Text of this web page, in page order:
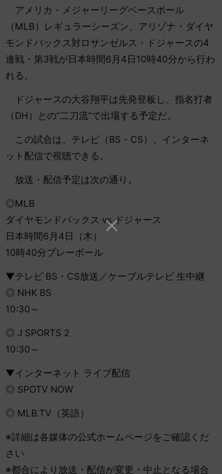
アメリカ・メジャーリーグベースボール
（MLB）レギュラーシーズン、アリゾナ・ダイヤ
モンドバックス対ロサンゼルス・ドジャースの4
連戦・第3戦が日本時間6月4日10時40分から行わ
れる。
ドジャースの大谷翔平は先発登板し、指名打者
（DH）との“二刀流”で出場する予定だ。
この試合は、テレビ（BS・CS）、インターネ
ット配信で視聴できる。
放送・配信予定は次の通り。
◎MLB
ダイヤモンドバックス vs ドジャース
日本時間6月4日（木）
10時40分プレーボール
▼テレビ BS・CS放送／ケーブルテレビ 生中継
◎ NHK BS
10:30～
◎ J SPORTS 2
10:30～
▼インターネット ライブ配信
◎ SPOTV NOW
◎ MLB.TV（英語）
※詳細は各媒体の公式ホームページをご確認くだ
さい
※都合により放送・配信が変更・中止となる場合